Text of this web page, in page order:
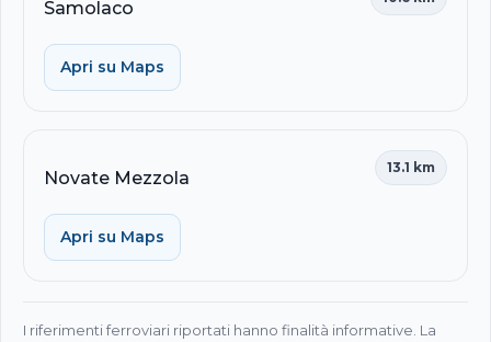
Samolaco
Apri su Maps
Novate Mezzola
13.1 km
Apri su Maps
I riferimenti ferroviari riportati hanno finalità informative. La